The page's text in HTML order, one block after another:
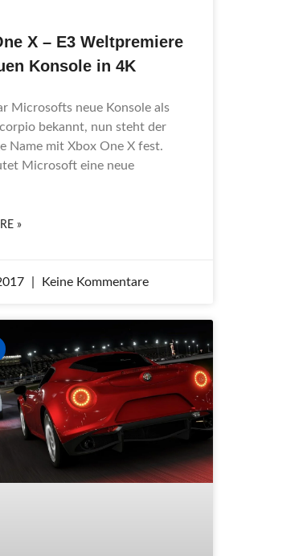
X – E3 Weltpremiere
Konsole in 4K
Microsofts neue Konsole als
bekannt, nun steht der
Name mit Xbox One X fest.
Microsoft eine neue
»
Keine Kommentare